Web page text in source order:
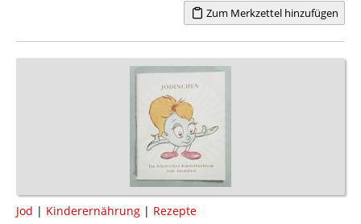
Zum Merkzettel hinzufügen
Jod | Kinderernährung | Rezepte